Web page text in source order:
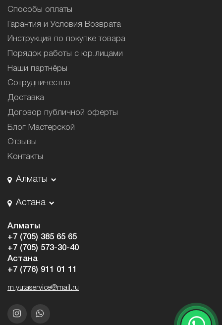
Способы оплаты
Гарантия и Условия Возврата
Инструкция по покупке товара
Порядок работы с юр.лицами
Наши партнёры
Сотрудничество
Доставка
Договор публичной оферты
Блог Мастерской
Отзывы
Контакты
Алматы
Астана
Алматы
+7 (705) 385 65 65
+7 (705) 573-30-40
Астана
+7 (776) 911 01 11
m.yutaservice@mail.ru